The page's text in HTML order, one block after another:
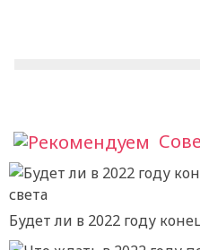
Будет ли в 2022 году